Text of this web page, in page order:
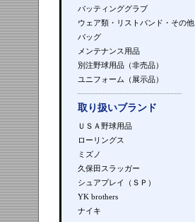
バッティンググラブ
ウェア類・リストバンド・その他
バッグ
メンテナンス用品
別注野球用品（非売品）
ユニフォーム（展示品）
取り扱いブランド
ＵＳＡ野球用品
ローリングス
ミズノ
久保田スラッガー
シュアプレイ（ＳＰ）
YK brothers
ナイキ